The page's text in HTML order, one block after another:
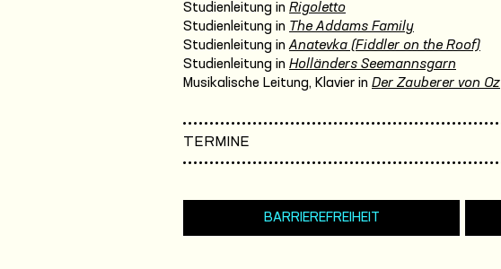
Studienleitung in Rigoletto
Studienleitung in The Addams Family
Studienleitung in Anatevka (Fiddler on the Roof)
Studienleitung in Holländers Seemannsgarn
Musikalische Leitung, Klavier in Der Zauberer von Oz
TERMINE
BARRIEREFREIHEIT